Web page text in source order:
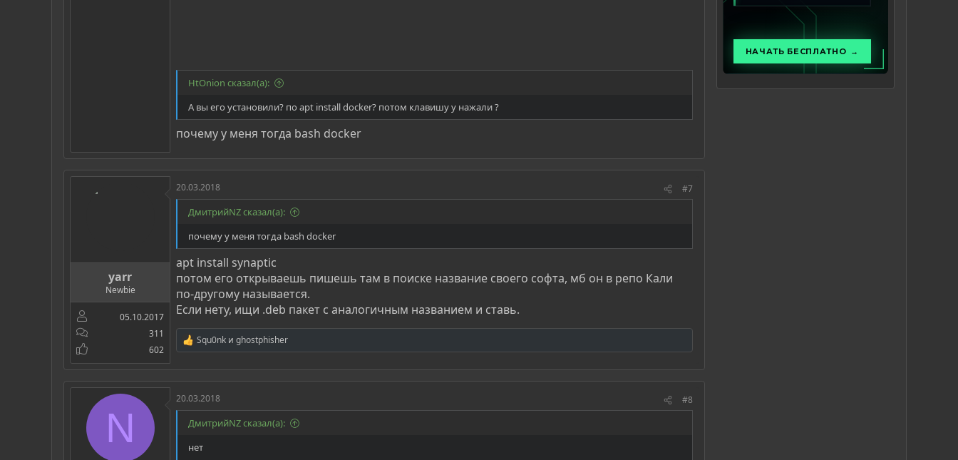
HtOnion сказал(а):
А вы его установили? по apt install docker? потом клавишу y нажали ?
почему у меня тогда bash docker
yarr
Newbie
05.10.2017
311
602
20.03.2018 #7
ДмитрийNZ сказал(а):
почему у меня тогда bash docker
apt install synaptic
потом его открываешь пишешь там в поиске название своего софта, мб он в репо Кали
по-другому называется.
Если нету, ищи .deb пакет с аналогичным названием и ставь.
Р
е
а
к
и
и
Squ0nk и ghostphisher
N
20.03.2018 #8
ДмитрийNZ сказал(а):
нет